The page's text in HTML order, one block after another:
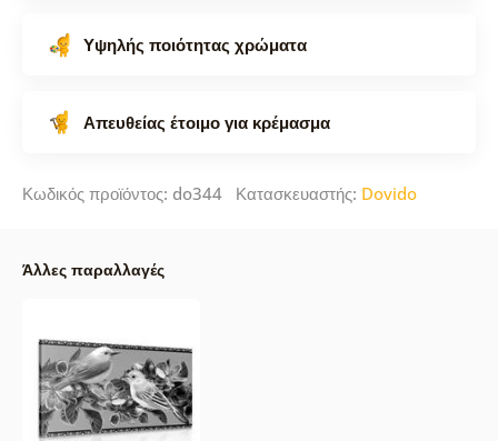
Υψηλής ποιότητας χρώματα
Απευθείας έτοιμο για κρέμασμα
Κωδικός προϊόντος: do344 Κατασκευαστής: Dovido
Άλλες παραλλαγές